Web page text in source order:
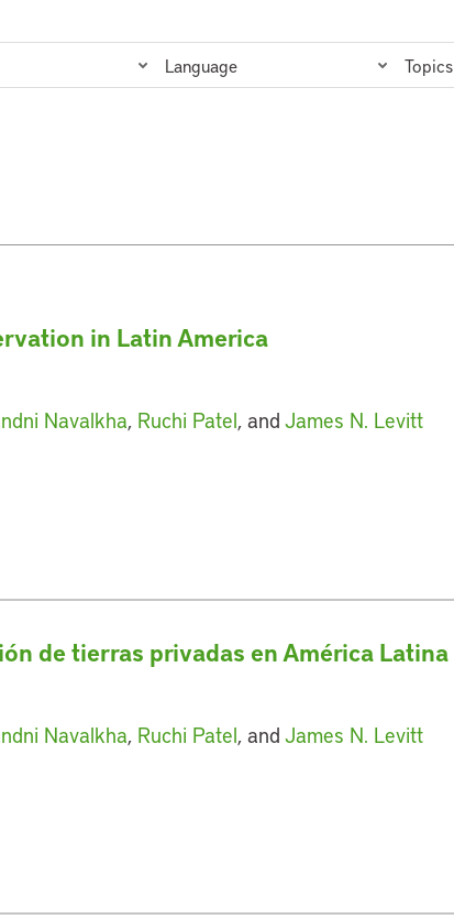
Language Topics
in Latin America
Navalkha, Ruchi Patel, andJames N. Levitt
de tierras privadas en América Latina
Navalkha, Ruchi Patel, andJames N. Levitt